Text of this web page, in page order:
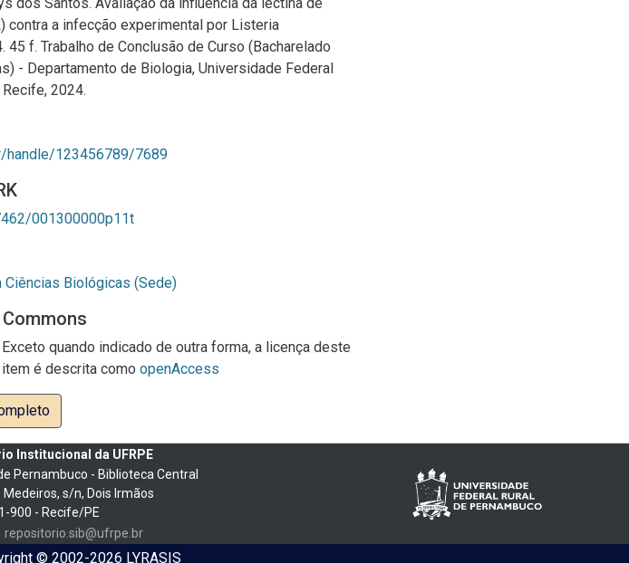
contra a infecção experimental por Listeria
45 f. Trabalho de Conclusão de Curso (Bacharelado
- Departamento de Biologia, Universidade Federal
2024.
handle/123456789/7689
001300000p11t
Ciências Biológicas (Sede)
Exceto quando indicado de outra forma, a licença deste
item é descrita como openAccess
Institucional da UFRPE
Pernambuco - Biblioteca Central
Medeiros, s/n, Dois Irmãos
900 - Recife/PE
repositorio.sib@ufrpe.br
© 2002-2026 LYRASIS